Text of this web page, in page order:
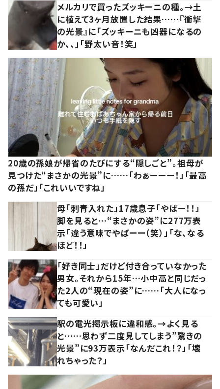
メルカリで買ったズッキーニの種。→土
に植えて3ヶ月放置した結果……『衝撃
の光景』に「ズッキーニも凶器になるの
か、、」「野太い音！笑」
20歳の孫娘が帰省のたびにする“隠しごと”。祖母が
見つけた“まさかの光景”に……「わぁーーー！」「最高
の孫だ」「これいいですね」
母「刺青入れた」17歳息子「やばー！！」
脚を見ると…“まさかの姿”に277万表
示「違う意味でやばーー（笑）」「な、なる
ほど！！」
「好き同士」だけど付き合っていなかった
男女。それから15年…小中高と同じだっ
た2人の“現在の姿”に……「大人になっ
ても可愛い」
駅の電光掲示板に違和感。→よく見る
と……思わず二度見してしまう”驚きの
光景”に93万表示「なんだこれ！？」「壊
れちゃった？」